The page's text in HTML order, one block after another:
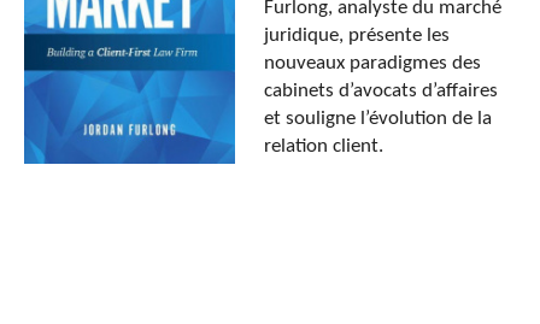
Furlong, analyste du marché
juridique, présente les
nouveaux paradigmes des
cabinets d’avocats d’affaires
et souligne l’évolution de la
relation client.